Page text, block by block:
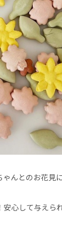
んとのお花見
安心して与えら